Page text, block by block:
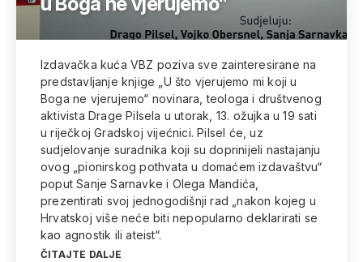
Izdavačka kuća VBZ poziva sve zainteresirane na
predstavljanje knjige „U što vjerujemo mi koji u
Boga ne vjerujemo“ novinara, teologa i društvenog
aktivista Drage Pilsela u utorak, 13. ožujka u 19 sati
u riječkoj Gradskoj vijećnici. Pilsel će, uz
sudjelovanje suradnika koji su doprinijeli nastajanju
ovog „pionirskog pothvata u domaćem izdavaštvu“
poput Sanje Sarnavke i Olega Mandića,
prezentirati svoj jednogodišnji rad „nakon kojeg u
Hrvatskoj više neće biti nepopularno deklarirati se
kao agnostik ili ateist“.
ČITAJTE DALJE